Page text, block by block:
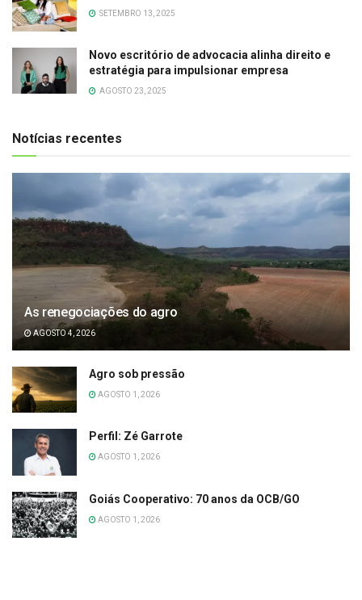
SETEMBRO 13, 2025
Novo escritório de advocacia alinha direito e
estratégia para impulsionar empresa
AGOSTO 23, 2025
Notícias recentes
As renegociações do agro
AGOSTO 4, 2026
Agro sob pressão
AGOSTO 1, 2026
Perfil: Zé Garrote
AGOSTO 1, 2026
Goiás Cooperativo: 70 anos da OCB/GO
AGOSTO 1, 2026